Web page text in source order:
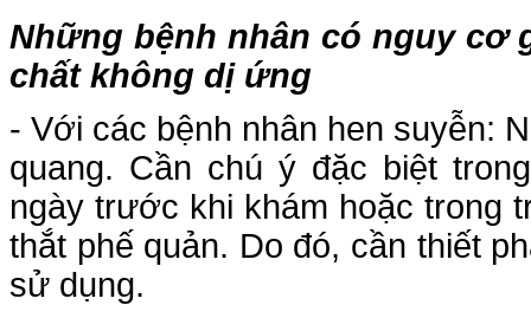
Những bệnh nhân có nguy cơ
chất không dị ứng
- Với các bệnh nhân hen suyễn:
quang. Cần chú ý đặc biệt
ngày trước khi khám hoặc trong
thắt phế quản. Do đó, cần thiết
sử dụng.